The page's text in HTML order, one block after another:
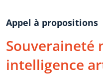
Appel à propositions
Souveraineté
intelligence